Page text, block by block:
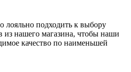
лояльно подходить к выбору
из нашего магазина, чтобы наши
качество по наименьшей